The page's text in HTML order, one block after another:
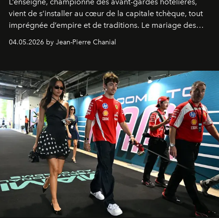
vient de s’installer au cœur de la capitale tchèque, tout
imprégnée d’empire et de traditions. Le mariage des
04.05.2026 by Jean-Pierre Chanial